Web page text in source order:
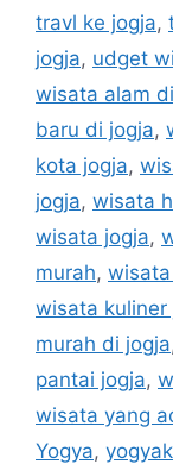
travl ke jogja,
jogja, udget
wisata alam
baru di jogja,
kota jogja,
jogja, wisata
wisata jogja,
murah,
wisata kuliner
murah di jogja
pantai jogja,
wisata yang
Yogya,